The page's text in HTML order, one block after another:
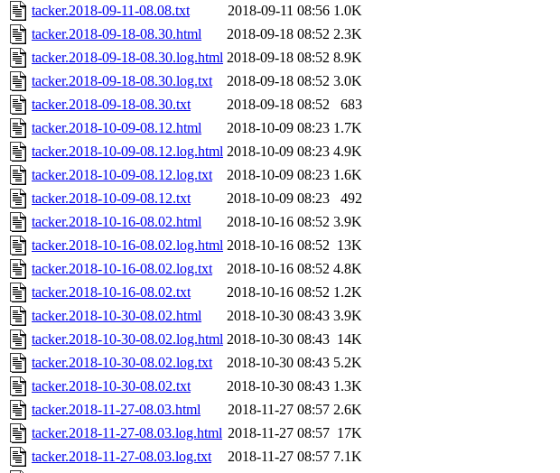
tacker.2018-09-11-08.08.txt
2018-09-11 08:56 1.0K
tacker.2018-09-18-08.30.html
2018-09-18 08:52 2.3K
tacker.2018-09-18-08.30.log.html 2018-09-18 08:52 8.9K
tacker.2018-09-18-08.30.log.txt
2018-09-18 08:52 3.0K
tacker.2018-09-18-08.30.txt
2018-09-18 08:52
683
tacker.2018-10-09-08.12.html
2018-10-09 08:23 1.7K
tacker.2018-10-09-08.12.log.html 2018-10-09 08:23 4.9K
tacker.2018-10-09-08.12.log.txt
2018-10-09 08:23 1.6K
tacker.2018-10-09-08.12.txt
2018-10-09 08:23
492
tacker.2018-10-16-08.02.html
2018-10-16 08:52 3.9K
tacker.2018-10-16-08.02.log.html 2018-10-16 08:52 13K
tacker.2018-10-16-08.02.log.txt
2018-10-16 08:52 4.8K
tacker.2018-10-16-08.02.txt
2018-10-16 08:52 1.2K
tacker.2018-10-30-08.02.html
2018-10-30 08:43 3.9K
tacker.2018-10-30-08.02.log.html 2018-10-30 08:43 14K
tacker.2018-10-30-08.02.log.txt
2018-10-30 08:43 5.2K
tacker.2018-10-30-08.02.txt
2018-10-30 08:43 1.3K
tacker.2018-11-27-08.03.html
2018-11-27 08:57 2.6K
tacker.2018-11-27-08.03.log.html 2018-11-27 08:57 17K
tacker.2018-11-27-08.03.log.txt
2018-11-27 08:57 7.1K